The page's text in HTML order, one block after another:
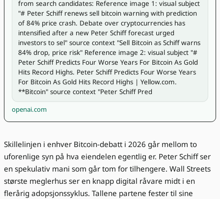
from search candidates: Reference image 1: visual subject
"# Peter Schiff renews sell bitcoin warning with prediction
of 84% price crash. Debate over cryptocurrencies has
intensified after a new Peter Schiff forecast urged
investors to sel" source context "Sell Bitcoin as Schiff warns
84% drop, price risk" Reference image 2: visual subject "#
Peter Schiff Predicts Four Worse Years For Bitcoin As Gold
Hits Record Highs. Peter Schiff Predicts Four Worse Years
For Bitcoin As Gold Hits Record Highs | Yellow.com.
**Bitcoin" source context "Peter Schiff Pred
openai.com
Skillelinjen i enhver Bitcoin-debatt i 2026 går mellom to
uforenlige syn på hva eiendelen egentlig er. Peter Schiff ser
en spekulativ mani som går tom for tilhengere. Wall Streets
største meglerhus ser en knapp digital råvare midt i en
flerårig adopsjonssyklus. Tallene partene fester til sine